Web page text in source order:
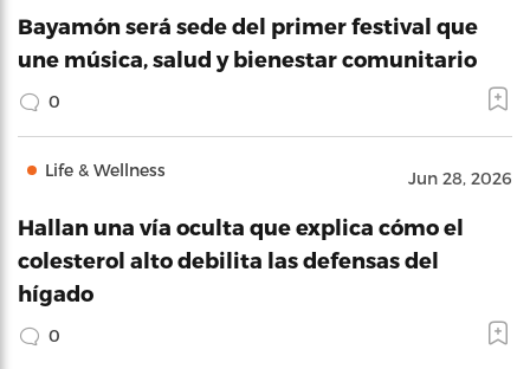
Bayamón será sede del primer festival que
une música, salud y bienestar comunitario
0
Life & Wellness Jun 28, 2026
Hallan una vía oculta que explica cómo el
colesterol alto debilita las defensas del
hígado
0